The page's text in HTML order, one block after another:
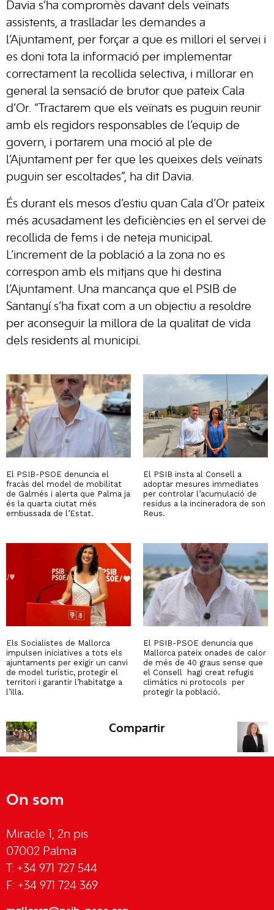
Davia s’ha compromès davant dels veïnats
assistents, a traslladar les demandes a
l’Ajuntament, per forçar a que es millori el servei i
es doni tota la informació per implementar
correctament la recollida selectiva, i millorar en
general la sensació de brutor que pateix Cala
d’Or. “Tractarem que els veïnats es puguin reunir
amb els regidors responsables de l’equip de
govern, i portarem una moció al ple de
l’Ajuntament per fer que les queixes dels veïnats
puguin ser escoltades”, ha dit Davia.
És durant els mesos d’estiu quan Cala d’Or pateix
més acusadament les deficiències en el servei de
recollida de fems i de neteja municipal.
L’increment de la població a la zona no es
correspon amb els mitjans que hi destina
l’Ajuntament. Una mancança que el PSIB de
Santanyí s’ha fixat com a un objectiu a resoldre
per aconseguir la millora de la qualitat de vida
dels residents al municipi.
El PSIB-PSOE denuncia el
fracàs del model de mobilitat
de Galmés i alerta que Palma ja
és la quarta ciutat més
embussada de l’Estat.
El PSIB insta al Consell a
adoptar mesures immediates
per controlar l’acumulació de
residus a la incineradora de son
Reus.
Els Socialistes de Mallorca
impulsen iniciatives a tots els
ajuntaments per exigir un canvi
de model turístic, protegir el
territori i garantir l’habitatge a
l’illa.
El PSIB-PSOE denuncia que
Mallorca pateix onades de calor
de més de 40 graus sense que
el Consell hagi creat refugis
climàtics ni protocols per
protegir la població.
Compartir
On som
Miracle 1, 2n pis
07002 Palma
T: +34 971 727 544
F: +34 971 724 369